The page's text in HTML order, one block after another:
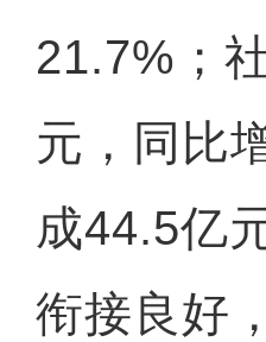
21.7%；
元，同比
成44.5亿
衔接良好